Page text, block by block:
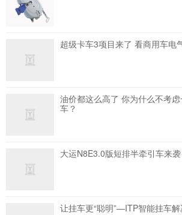
超级卡车3项目来了 看商用车电
油价都这么高了 你为什么不考
车？
大运N8E3.0版短排半牵引车来袭
让挂车更“聪明”—ITP智能挂车